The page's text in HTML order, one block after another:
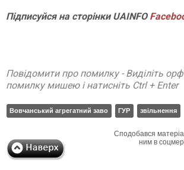
Підписуйся на сторінки UAINFO
Повідомити про помилку - Виділіть
помилку мишею і натисніть Ctrl + Enter
Вовчанський агрегатний заво ГУР звільнення
Сподобався
ним в